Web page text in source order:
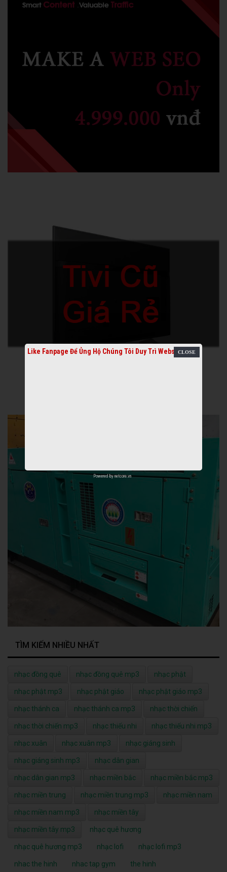
TÌM KIẾM NHIỀU NHẤT
nhạc đồng quê nhạc đồng quê mp3 nhạc phật
nhạc phật mp3 nhạc phật giáo nhạc phật giáo mp3
nhạc thánh ca nhạc thánh ca mp3 nhạc thời chiến
nhạc thời chiến mp3 nhạc thiếu nhi nhạc thiếu nhi mp3
nhạc xuân nhạc xuân mp3 nhạc giáng sinh
nhạc giáng sinh mp3 nhạc dân gian
nhạc dân gian mp3 nhạc miền bắc nhạc miền bắc mp3
nhạc miền trung nhạc miền trung mp3 nhạc miền nam
nhạc miền nam mp3 nhạc miền tây
nhạc miền tây mp3 nhạc quê hương
nhạc quê hương mp3 nhạc lofi nhạc lofi mp3
nhac the hinh nhac tap gym the hinh
Like Fanpage Để Ủng Hộ Chúng Tôi Duy Trì Website
Powered bynetcore.vn